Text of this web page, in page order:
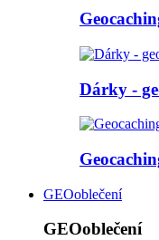
Dárky -
GEOoblečení
GEOoblečení